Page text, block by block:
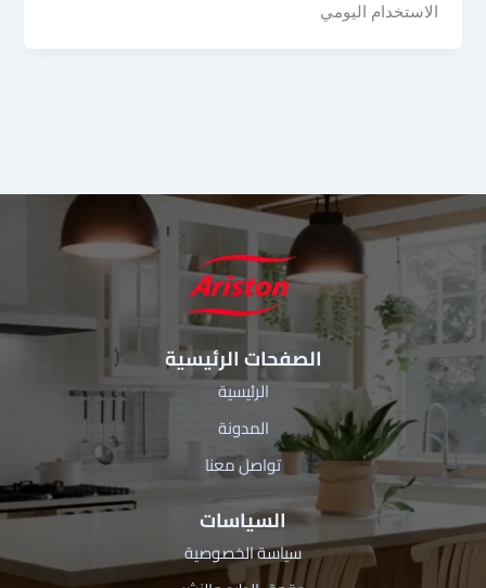
الاستخدام اليومي
الصفحات الرئيسية
الرئيسية
المدونة
تواصل معنا
السياسات
سياسة الخصوصية